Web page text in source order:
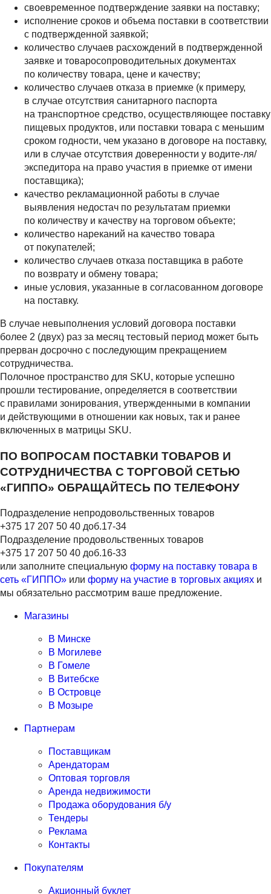
своевременное подтверждение заявки на поставку;
исполнение сроков и объема поставки в соответствии
с подтвержденной заявкой;
количество случаев расхождений в подтвержденной
заявке и товаросопроводительных документах
по количеству товара, цене и качеству;
количество случаев отказа в приемке (к примеру,
в случае отсутствия санитарного паспорта
на транспортное средство, осуществляющее поставку
пищевых продуктов, или поставки товара с меньшим
сроком годности, чем указано в договоре на поставку,
или в случае отсутствия доверенности у водите-ля/
экспедитора на право участия в приемке от имени
поставщика);
качество рекламационной работы в случае
выявления недостач по результатам приемки
по количеству и качеству на торговом объекте;
количество нареканий на качество товара
от покупателей;
количество случаев отказа поставщика в работе
по возврату и обмену товара;
иные условия, указанные в согласованном договоре
на поставку.
В случае невыполнения условий договора поставки
более 2 (двух) раз за месяц тестовый период может быть
прерван досрочно с последующим прекращением
сотрудничества.
Полочное пространство для SKU, которые успешно
прошли тестирование, определяется в соответствии
с правилами зонирования, утвержденными в компании
и действующими в отношении как новых, так и ранее
включенных в матрицы SKU.
ПО ВОПРОСАМ ПОСТАВКИ ТОВАРОВ И
СОТРУДНИЧЕСТВА С ТОРГОВОЙ СЕТЬЮ
«ГИППО» ОБРАЩАЙТЕСЬ ПО ТЕЛЕФОНУ
Подразделение непродовольственных товаров
+375 17 207 50 40 доб.17-34
Подразделение продовольственных товаров
+375 17 207 50 40 доб.16-33
или заполните специальную форму на поставку товара в
сеть «ГИППО» или форму на участие в торговых акциях и
мы обязательно рассмотрим ваше предложение.
Магазины
В Минске
В Могилеве
В Гомеле
В Витебске
В Островце
В Мозыре
Партнерам
Поставщикам
Арендаторам
Оптовая торговля
Аренда недвижимости
Продажа оборудования б/у
Тендеры
Реклама
Контакты
Покупателям
Акционный буклет